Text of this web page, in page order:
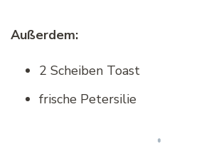
Außerdem:
2 Scheiben Toast
frische Petersilie